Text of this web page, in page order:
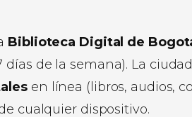
Biblioteca Digital de
días de la semana). La
en línea (libros, audios,
cualquier dispositivo.